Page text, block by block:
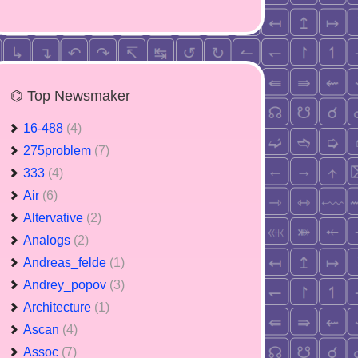
⌬ Top Newsmaker
16-488 (4)
275problem (7)
333 (4)
Air (6)
Altervative (2)
Analogs (2)
Andreas_felde (1)
Andrey_popov (3)
Architecture (1)
Ascan (4)
Assoc (7)